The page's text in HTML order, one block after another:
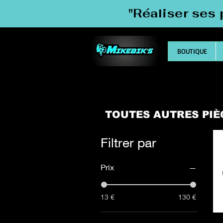
"Réaliser ses
BOUTIQUE
TOUTES AUTRES
Filtrer par
Prix
13 € 130 €